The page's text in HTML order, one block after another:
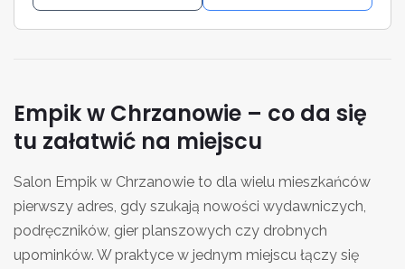
Empik w Chrzanowie – co da się
tu załatwić na miejscu
Salon Empik w Chrzanowie to dla wielu mieszkańców
pierwszy adres, gdy szukają nowości wydawniczych,
podręczników, gier planszowych czy drobnych
upominków. W praktyce w jednym miejscu łączy się